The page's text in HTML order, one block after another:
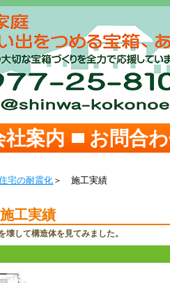
宅の耐震化 ＞ 施工実績
工実績
して構造体を見てみました。
社案内 お問合